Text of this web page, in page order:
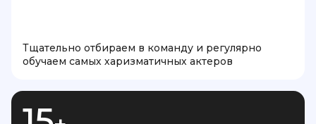
Тщательно отбираем в команду и регулярно
обучаем самых харизматичных актеров